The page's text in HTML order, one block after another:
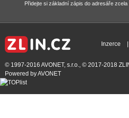
Přidejte si základní zápis do adresáře zcela
Inzerce
© 1997-2016 AVONET, s.r.o., © 2017-2018
Powered byAVONET